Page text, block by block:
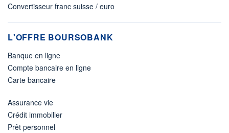
Convertisseur franc suisse / euro
L'OFFRE BOURSOBANK
Banque en ligne
Compte bancaire en ligne
Carte bancaire
Assurance vie
Crédit immobilier
Prêt personnel